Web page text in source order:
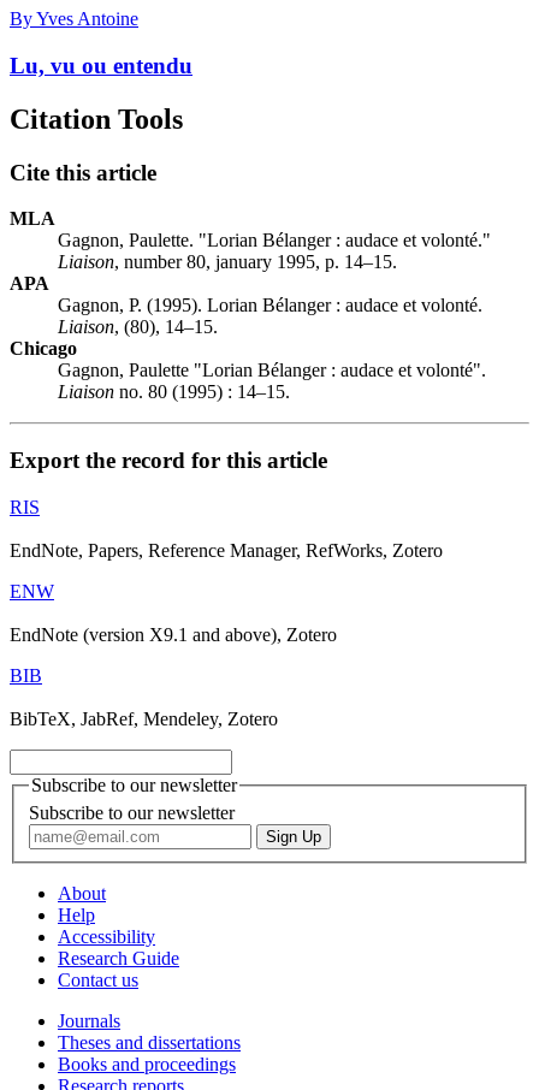
By Yves Antoine
Lu, vu ou entendu
Citation Tools
Cite this article
MLA
Gagnon, Paulette. "Lorian Bélanger : audace et volonté."
Liaison, number 80, january 1995, p. 14–15.
APA
Gagnon, P. (1995). Lorian Bélanger : audace et volonté.
Liaison, (80), 14–15.
Chicago
Gagnon, Paulette "Lorian Bélanger : audace et volonté".
Liaison no. 80 (1995) : 14–15.
Export the record for this article
RIS
EndNote, Papers, Reference Manager, RefWorks, Zotero
ENW
EndNote (version X9.1 and above), Zotero
BIB
BibTeX, JabRef, Mendeley, Zotero
Subscribe to our newsletter
Subscribe to our newsletter
About
Help
Accessibility
Research Guide
Contact us
Journals
Theses and dissertations
Books and proceedings